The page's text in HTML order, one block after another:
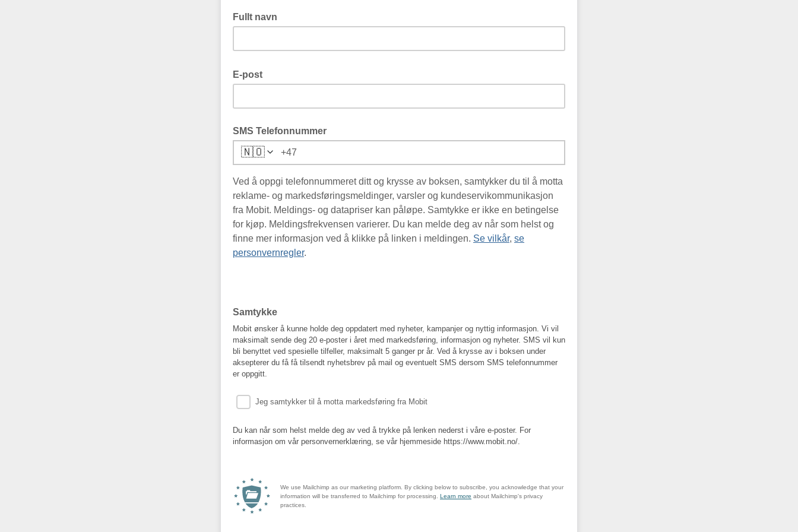
Fullt navn
E-post
SMS Telefonnummer
🇳🇴
Ved å oppgi telefonnummeret ditt og krysse av boksen, samtykker du til å motta
reklame- og markedsføringsmeldinger, varsler og kundeservikommunikasjon
fra Mobit. Meldings- og datapriser kan påløpe. Samtykke er ikke en betingelse
for kjøp. Meldingsfrekvensen varierer. Du kan melde deg av når som helst og
finne mer informasjon ved å klikke på linken i meldingen. Se vilkår, se
personvernregler.
Samtykke
Mobit ønsker å kunne holde deg oppdatert med nyheter, kampanjer og nyttig informasjon. Vi vil
maksimalt sende deg 20 e-poster i året med markedsføring, informasjon og nyheter. SMS vil kun
bli benyttet ved spesielle tilfeller, maksimalt 5 ganger pr år. Ved å krysse av i boksen under
aksepterer du få få tilsendt nyhetsbrev på mail og eventuelt SMS dersom SMS telefonnummer
er oppgitt.
Jeg samtykker til å motta markedsføring fra Mobit
Du kan når som helst melde deg av ved å trykke på lenken nederst i våre e-poster. For
informasjon om vår personvernerklæring, se vår hjemmeside https://www.mobit.no/.
We use Mailchimp as our marketing platform. By clicking below to subscribe, you acknowledge that your
information will be transferred to Mailchimp for processing. Learn more about Mailchimp's privacy
practices.